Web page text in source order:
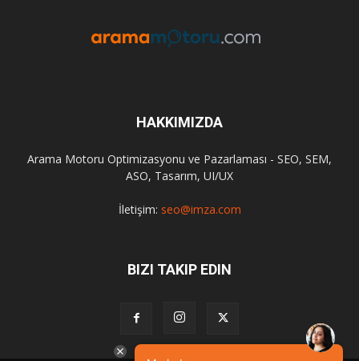
HAKKIMIZDA
Arama Motoru Optimizasyonu ve Pazarlaması - SEO, SEM,
ASO, Tasarım, UI/UX
İletişim: seo@imza.com
BIZI TAKIP EDIN